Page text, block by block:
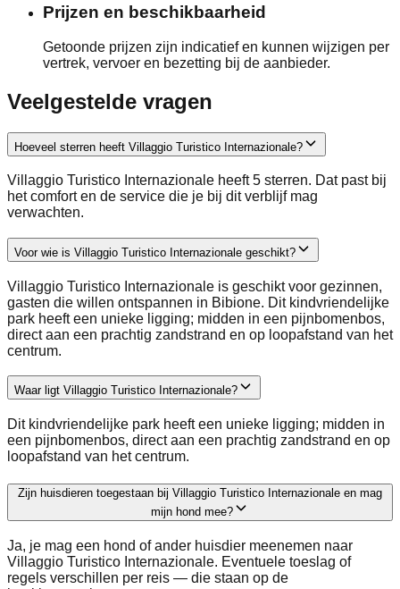
Prijzen en beschikbaarheid
Getoonde prijzen zijn indicatief en kunnen wijzigen per
vertrek, vervoer en bezetting bij de aanbieder.
Veelgestelde vragen
Hoeveel sterren heeft Villaggio Turistico Internazionale?
Villaggio Turistico Internazionale heeft 5 sterren. Dat past bij
het comfort en de service die je bij dit verblijf mag
verwachten.
Voor wie is Villaggio Turistico Internazionale geschikt?
Villaggio Turistico Internazionale is geschikt voor gezinnen,
gasten die willen ontspannen in Bibione. Dit kindvriendelijke
park heeft een unieke ligging; midden in een pijnbomenbos,
direct aan een prachtig zandstrand en op loopafstand van het
centrum.
Waar ligt Villaggio Turistico Internazionale?
Dit kindvriendelijke park heeft een unieke ligging; midden in
een pijnbomenbos, direct aan een prachtig zandstrand en op
loopafstand van het centrum.
Zijn huisdieren toegestaan bij Villaggio Turistico Internazionale en mag
mijn hond mee?
Ja, je mag een hond of ander huisdier meenemen naar
Villaggio Turistico Internazionale. Eventuele toeslag of
regels verschillen per reis — die staan op de